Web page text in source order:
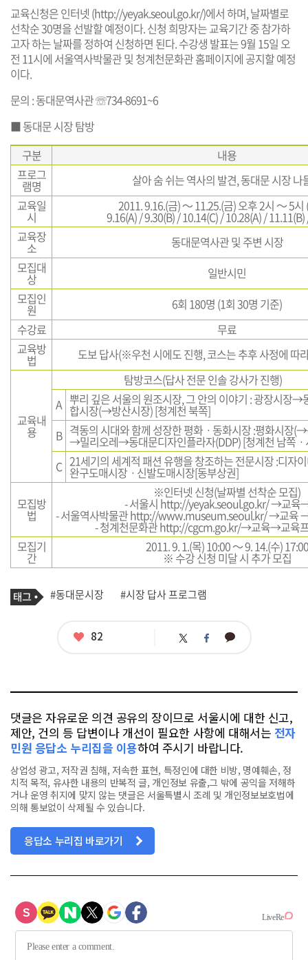
교육신청은 인터넷 (http://yeyak.seoul.go.kr/)에서 하며, 날짜별로
선착순 30명을 선발할 예정이다. 신청 희망자는 교육기간 중 참가하
고자 하는 날짜를 정하여 신청하면 된다. 수강생 발표는 9월 15일 오
전 11시에 서울역사박물관 및 청계천문화관 홈페이지에 공지할 예정
이다.
문의 : 동대문역사관 ☏734-8691~6
■ 동대문 시장 탐방
구분
내용
프로그
램명
살아 숨 쉬는 역사의 발견, 동대문 시장 나
교육일
시
2011. 9.16.(금) ～ 11.25.(금) 오후 2시 ～ 5시
9.16(A) / 9.30(B) / 10.14(C) / 10.28(A) / 11.11(B)
교육장
소
동대문역사관 및 주변 시장
모집대
상
일반시민
모집인
원
6회 180명 (1회 30명 기준)
수강료
무료
교육방
법 도보 답사(※우천 시에도 진행, 코스는 추후 사정에 따
교육내
용
탐방코스(답사 전문 인솔 강사가 진행)
A 뿌리 깊은 서울의 원조시장, 그 안의 이야기 : 광장시장→
합시장(→방산시장) [청계천 북쪽]
B 격동의 시대와 함께 성장한 평화ㆍ동화시장 :평화시장
→밀리오레→동대문디자인플라자(DDP) [청계천 남쪽ㆍ
C 21세기의 세계적 패션 유행을 창조하는 전문시장 :디자
완구도매시장ㆍ신발도매시장[동부상권]
모집방
법
※인터넷 신청(날짜별 선착순 모집)
- 서울시 http://yeyak.seoul.go.kr/→교육
- 서울역사박물관http://www.museum.seoul.kr/→교육 →
- 청계천문화관http://cgcm.go.kr/→교육→교육
모집기
간
2011. 9. 1.(목) 10:00 ～ 9. 14.(수) 17:00
※ 수강 신청 미달 시 추가 모집
기
사
태
그
#동대문시장 #시장 답사 프로그램
좋
82 트 페 카
댓글은 자유로운 의견 공유의 장이므로 서울시에 대한 신고,
제안, 건의 등 답변이나 개선이 필요한 사항에 대해서는 전자
민원 응답소 누리집을 이용하여 주시기 바랍니다.
상업성 광고, 저작권 침해, 저속한 표현, 특정인에 대한 비방, 명예훼손, 정
치적 목적, 유사한 내용의 반복적 글, 개인정보 유출,그 밖에 공익을 저해하
거나 운영 취지에 맞지 않는 댓글은 서울특별시 조례 및 개인정보보호법에
의해 통보없이 삭제될 수 있습니다.
응답소 누리집 바로가기